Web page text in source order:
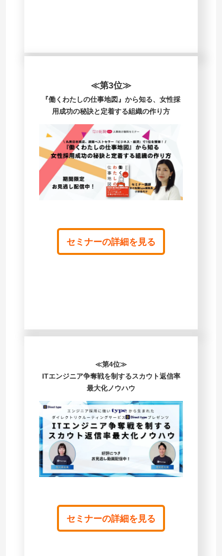
≪第3位≫
『働くわたしの仕事地図』から知る、女性採
用成功の秘訣と定着する組織の作り方
セミナーの詳細を見る
≪第4位≫
ITエンジニア争奪戦を制するスカウト返信率
最大化ノウハウ
セミナーの詳細を見る